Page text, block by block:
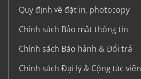
Quy định về đặt in, photocopy
Chính sách Bảo mật thông tin
Chính sách Bảo hành & Đổi trả
Chính sách Đại lý & Cộng tác viên